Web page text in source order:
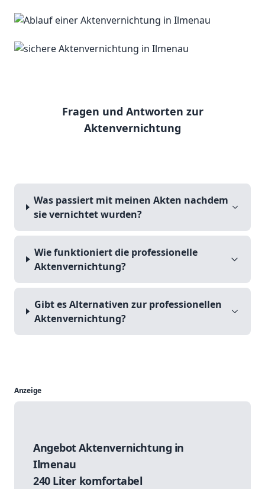
Fragen und Antworten zur
Aktenvernichtung
Was passiert mit meinen Akten nachdem
sie vernichtet wurden?
Wie funktioniert die professionelle
Aktenvernichtung?
Gibt es Alternativen zur professionellen
Aktenvernichtung?
Anzeige
Angebot Aktenvernichtung in
Ilmenau
240 Liter komfortabel